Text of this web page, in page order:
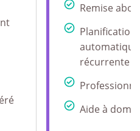
Remise
Planification
automatique
récurrente
Aide à